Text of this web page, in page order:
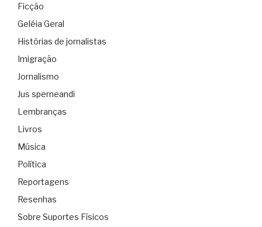
Ficção
Geléia Geral
Histórias de jornalistas
Imigração
Jornalismo
Jus sperneandi
Lembranças
Livros
Música
Política
Reportagens
Resenhas
Sobre Suportes Físicos